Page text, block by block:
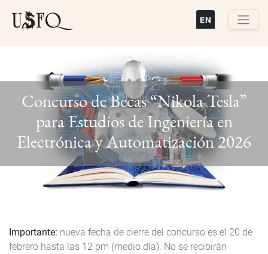
Previous
Concurso de Becas “Nikola Tesla”
para Estudios de Ingeniería en
Electrónica y Automatización 2026
Importante: nueva fecha de cierre del concurso es el 20 de
febrero hasta las 12 pm (medio día). No se recibirán